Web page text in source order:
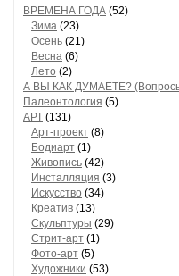
ВРЕМЕНА ГОДА (52)
Зима (23)
Осень (21)
Весна (6)
Лето (2)
А ВЫ КАК ДУМАЕТЕ?
Палеонтология (5)
АРТ (131)
Арт-проект (8)
Бодиарт (1)
Живопись (42)
Инсталляция (3)
Искусство (34)
Креатив (13)
Скульптуры (29)
Стрит-арт (1)
Фото-арт (5)
Художники (53)